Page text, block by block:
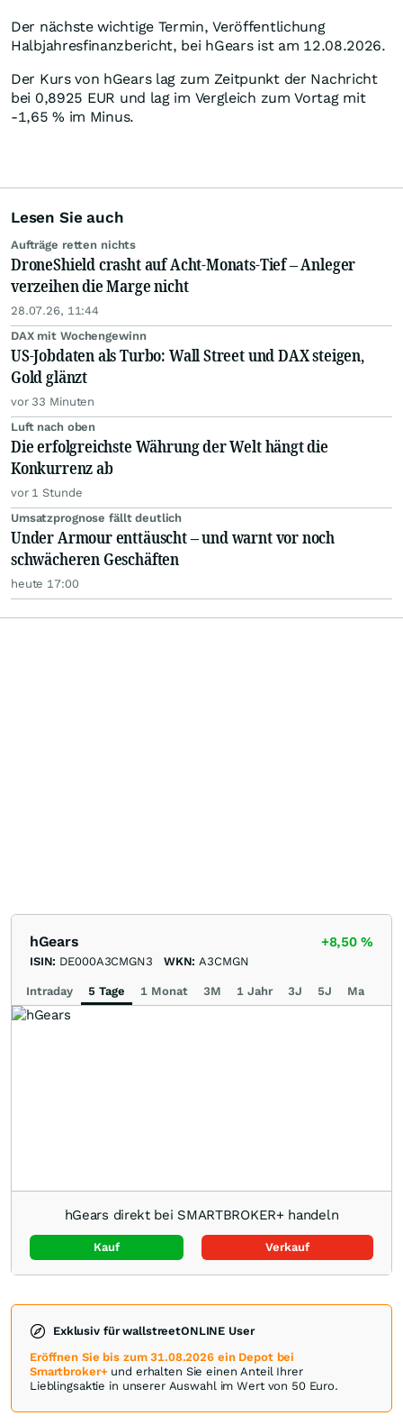
Der nächste wichtige Termin, Veröffentlichung
Halbjahresfinanzbericht, bei hGears ist am 12.08.2026.
Der Kurs von hGears lag zum Zeitpunkt der Nachricht
bei 0,8925 EUR und lag im Vergleich zum Vortag mit
-1,65% im Minus.
Lesen Sie auch
Aufträge retten nichts
DroneShield crasht auf Acht-Monats-Tief – Anleger
verzeihen die Marge nicht
28.07.26, 11:44
DAX mit Wochengewinn
US-Jobdaten als Turbo: Wall Street und DAX steigen,
Gold glänzt
vor 33 Minuten
Luft nach oben
Die erfolgreichste Währung der Welt hängt die
Konkurrenz ab
vor 1 Stunde
Umsatzprognose fällt deutlich
Under Armour enttäuscht – und warnt vor noch
schwächeren Geschäften
heute 17:00
hGears +8,50%
ISIN: DE000A3CMGN3 WKN: A3CMGN
Intraday 5 Tage 1 Monat 3M 1 Jahr 3J 5J Max
hGears direkt bei SMARTBROKER+ handeln
Kauf Verkauf
Exklusiv für wallstreetONLINE User
Eröffnen Sie bis zum 31.08.2026 ein Depot bei
Smartbroker+und erhalten Sie einen Anteil Ihrer
Lieblingsaktie in unserer Auswahl im Wert von 50 Euro.